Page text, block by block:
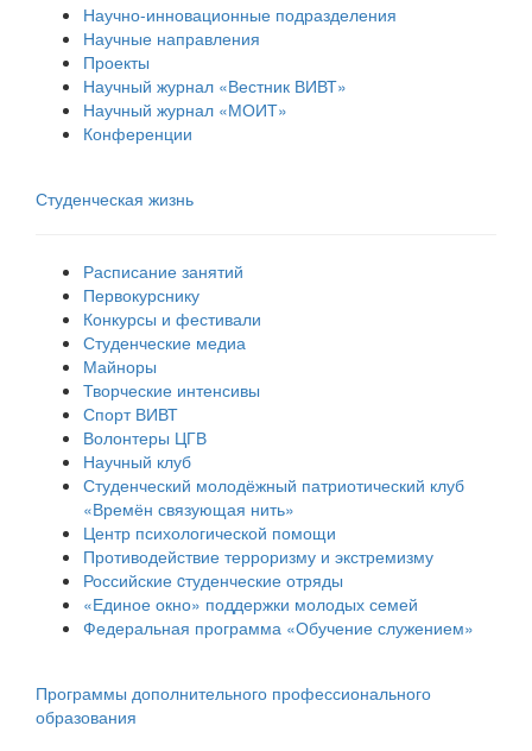
Научно-инновационные подразделения
Научные направления
Проекты
Научный журнал «Вестник ВИВТ»
Научный журнал «МОИТ»
Конференции
Студенческая жизнь
Расписание занятий
Первокурснику
Конкурсы и фестивали
Студенческие медиа
Майноры
Творческие интенсивы
Спорт ВИВТ
Волонтеры ЦГВ
Научный клуб
Студенческий молодёжный патриотический клуб
«Времён связующая нить»
Центр психологической помощи
Противодействие терроризму и экстремизму
Российские cтуденческие отряды
«Единое окно» поддержки молодых семей
Федеральная программа «Обучение служением»
Программы дополнительного профессионального
образования